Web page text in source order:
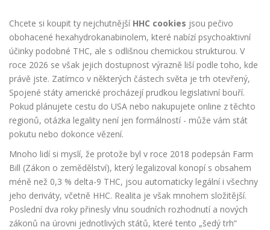
Chcete si koupit ty nejchutnější HHC cookies jsou pečivo
obohacené hexahydrokanabinolem, které nabízí psychoaktivní
účinky podobné THC, ale s odlišnou chemickou strukturou. V
roce 2026 se však jejich dostupnost výrazně liší podle toho, kde
právě jste. Zatímco v některých částech světa je trh otevřený,
Spojené státy americké procházejí prudkou legislativní bouří.
Pokud plánujete cestu do USA nebo nakupujete online z těchto
regionů, otázka legality není jen formálností - může vám stát
pokutu nebo dokonce vězení.
Mnoho lidí si myslí, že protože byl v roce 2018 podepsán Farm
Bill (Zákon o zemědělství), který legalizoval konopí s obsahem
méně než 0,3 % delta-9 THC, jsou automaticky legální i všechny
jeho deriváty, včetně HHC. Realita je však mnohem složitější.
Poslední dva roky přinesly vlnu soudních rozhodnutí a nových
zákonů na úrovni jednotlivých států, které tento „šedý trh“